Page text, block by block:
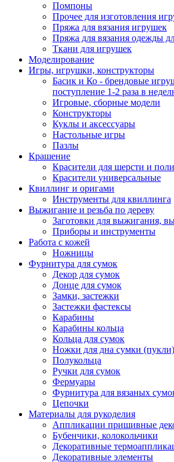
Помпоны
Прочее для изготовления
Пряжа для вязания игрушек
Пряжа для вязания одежды
Ткани для игрушек
Моделирование
Игры, игрушки, конструкторы
Басик и Ко - брендовые
поступление 1-2 раза в
Игровые, сборные модели
Конструкторы
Куклы и аксессуары
Настольные игры
Пазлы
Крашение
Красители для шерсти и
Красители универсальные
Квиллинг и оригами
Инструменты для квиллинга
Выжигание и резьба по дереву
Заготовки для выжигания,
Приборы и инструменты
Работа с кожей
Ножницы
Фурнитура для сумок
Декор для сумок
Донце для сумок
Замки, застежки
Застежки фастексы
Карабины
Карабины кольца
Кольца для сумок
Ножки для дна сумки (пукли)
Полукольца
Ручки для сумок
Фермуары
Фурнитура для вязаных
Цепочки
Материалы для рукоделия
Аппликации пришивные
Бубенчики, колокольчики
Декоративные
Декоративные элементы